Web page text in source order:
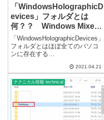
「WindowsHolographicD
evices」フォルダとは
何？？ Windows Mixed
Reality
「WindowsHolographicDevices」
フォルダとはほぼ全てのパソコ
ンに存在する
フォルダに関して、※一部、存
在しないパソコンもあるようで
す。フォルダの場所「C:\Progr...
2021.04.21
テクニカル情報 technical